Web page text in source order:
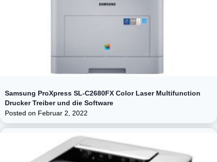
Samsung ProXpress SL-C2680FX Color Laser Multifunction
Drucker Treiber und die Software
Posted on Februar 2, 2022